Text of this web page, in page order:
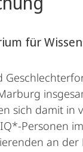
für
sich damit
Personen
an der